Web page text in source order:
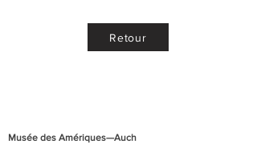
Retour
Musée des Amériques—Auch